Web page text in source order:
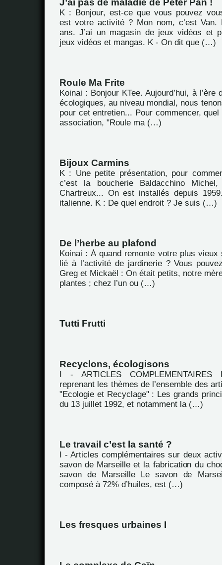
J’ai pas de maladie de Peter Pan !
K : Bonjour, est-ce que vous pouvez
est votre activité ? Mon nom, c’est Van.
ans. J’ai un magasin de jeux vidéos et
jeux vidéos et mangas. K - On dit que (…)
Roule Ma Frite
Koinai : Bonjour KTee. Aujourd’hui, à l’ère
écologiques, au niveau mondial, nous
pour cet entretien... Pour commencer, quel
association, "Roule ma (…)
Bijoux Carmins
K : Une petite présentation, pour
c’est la boucherie Baldacchino
Chartreux... On est installés depuis
italienne. K : De quel endroit ? Je suis (…)
De l’herbe au plafond
Koinai : À quand remonte votre plus vieux
lié à l’activité de jardinerie ? Vous
Greg et Mickaël : On était petits, notre
plantes ; chez l’un ou (…)
Tutti Frutti
Recyclons, écologisons
I - ARTICLES COMPLEMENTAIRES
reprenant les thèmes de l’ensemble des
"Ecologie et Recyclage" : Les grands
du 13 juillet 1992, et notamment la (…)
Le travail c’est la santé ?
I - Articles complémentaires sur deux
savon de Marseille et la fabrication du
savon de Marseille Le savon de
composé à 72% d’huiles, est (…)
Les fresques urbaines I